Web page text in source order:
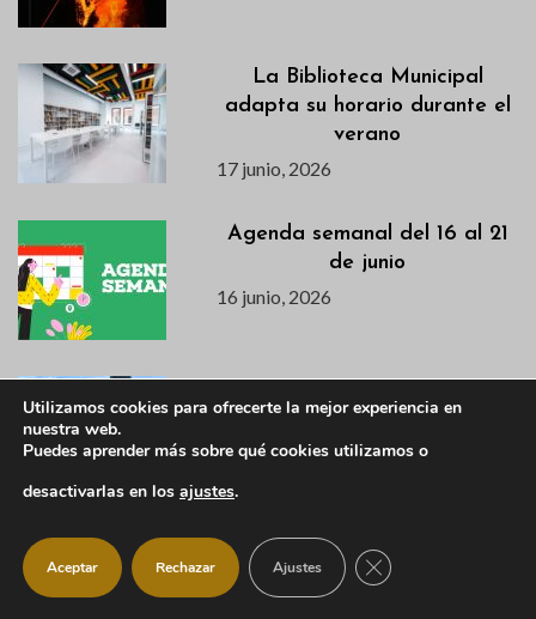
La Biblioteca Municipal
adapta su horario durante el
verano
17 junio, 2026
Agenda semanal del 16 al 21
de junio
16 junio, 2026
avance de la primera semana
de la VI Campaña de
15 junio, 2026
Actualización Campaña de
Utilizamos cookies para ofrecerte la mejor experiencia en
nuestra web.
Puedes aprender más sobre qué cookies utilizamos o
desactivarlas en los ajustes.
Aceptar Rechazar Ajustes CERRAR EL